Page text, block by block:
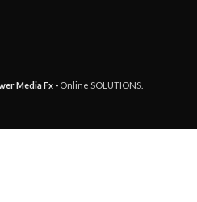
Media Fx - Online SOLUTIONS.